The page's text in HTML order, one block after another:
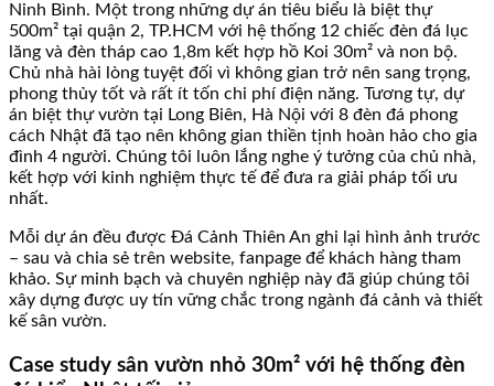
Ninh Bình. Một trong những dự án tiêu biểu là biệt thự
500m² tại quận 2, TP.HCM với hệ thống 12 chiếc đèn đá lục
lăng và đèn tháp cao 1,8m kết hợp hồ Koi 30m² và non bộ.
Chủ nhà hài lòng tuyệt đối vì không gian trở nên sang trọng,
phong thủy tốt và rất ít tốn chi phí điện năng. Tương tự, dự
án biệt thự vườn tại Long Biên, Hà Nội với 8 đèn đá phong
cách Nhật đã tạo nên không gian thiền tịnh hoàn hảo cho gia
đình 4 người. Chúng tôi luôn lắng nghe ý tưởng của chủ nhà,
kết hợp với kinh nghiệm thực tế để đưa ra giải pháp tối ưu
nhất.
Mỗi dự án đều được Đá Cảnh Thiên An ghi lại hình ảnh trước
– sau và chia sẻ trên website, fanpage để khách hàng tham
khảo. Sự minh bạch và chuyên nghiệp này đã giúp chúng tôi
xây dựng được uy tín vững chắc trong ngành đá cảnh và thiết
kế sân vườn.
Case study sân vườn nhỏ 30m² với hệ thống đèn